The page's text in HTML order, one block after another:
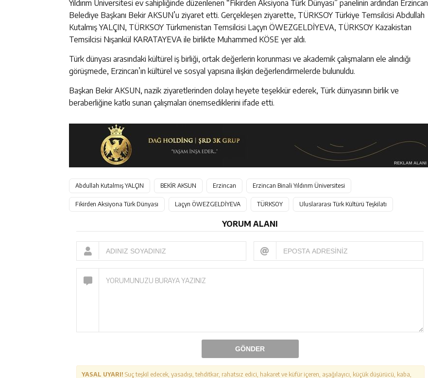
Yıldırım Üniversitesi ev sahipliğinde düzenlenen “Fikirden Aksiyona Türk Dünyası” panelinin ardından Erzincan
Belediye Başkanı Bekir AKSUN’u ziyaret etti. Gerçekleşen ziyarette, TÜRKSOY Türkiye Temsilcisi Abdullah
Kutalmış YALÇIN, TÜRKSOY Türkmenistan Temsilcisi Laçyn ÖWEZGELDİYEVA, TÜRKSOY Kazakistan
Temsilcisi Nışankül KARATAYEVA ile birlikte Muhammed KÖSE yer aldı.
Türk dünyası arasındaki kültürel iş birliği, ortak değerlerin korunması ve akademik çalışmaların ele alındığı
görüşmede, Erzincan’ın kültürel ve sosyal yapısına ilişkin değerlendirmelerde bulunuldu.
Başkan Bekir AKSUN, nazik ziyaretlerinden dolayı heyete teşekkür ederek, Türk dünyasının birlik ve
beraberliğine katkı sunan çalışmaları önemsediklerini ifade etti.
Abdullah Kutalmış YALÇIN BEKİR AKSUN Erzincan Erzincan Binali Yıldırım Üniversitesi
Fikirden Aksiyona Türk Dünyası Laçyn ÖWEZGELDİYEVA TÜRKSOY Uluslararası Türk Kültürü Teşkilatı
YORUM ALANI
GÖNDER
YASAL UYARI! Suç teşkil edecek, yasadışı, tehditkar, rahatsız edici, hakaret ve küfür içeren, aşağılayıcı, küçük düşürücü, kaba,